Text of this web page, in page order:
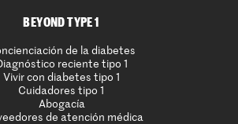
BEYOND TYPE 1
de la diabetes
reciente tipo 1
Vivir con diabetes tipo 1
Cuidadores tipo 1
Abogacía
de atención médica